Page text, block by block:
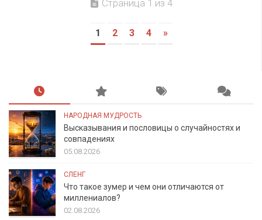
Страница 1 из 4
1 2 3 4 »
НАРОДНАЯ МУДРОСТЬ
Высказывания и пословицы о случайностях и
совпадениях
05.08.2026
СЛЕНГ
Что такое зумер и чем они отличаются от
миллениалов?
02.08.2026